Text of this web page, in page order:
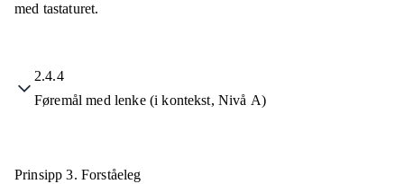
med tastaturet.
2.4.4
Føremål med lenke (i kontekst, Nivå A)
Prinsipp 3. Forståeleg